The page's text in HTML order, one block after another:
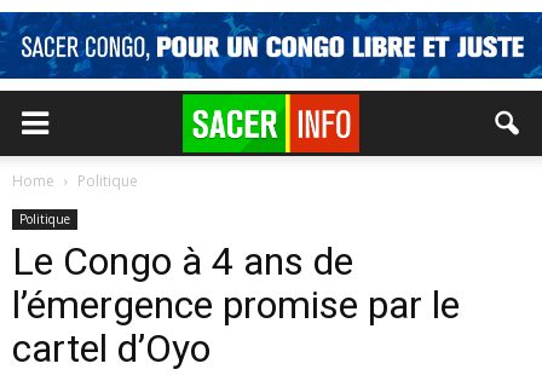
Home Politique
Politique
Le Congo à 4 ans de
l’émergence promise par le
cartel d’Oyo